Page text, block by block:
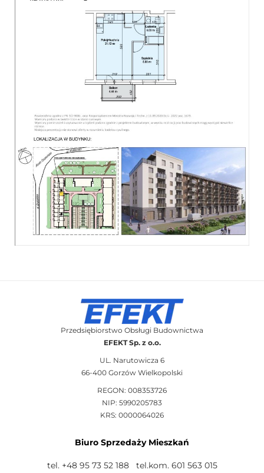
Przedsiębiorstwo Obsługi Budownictwa
EFEKT Sp. z o.o.
UL. Narutowicza 6
66-400 Gorzów Wielkopolski
REGON: 008353726
NIP: 5990205783
KRS: 0000064026
Biuro Sprzedaży Mieszkań
tel. +48 95 73 52 188 tel.kom. 601 563 015